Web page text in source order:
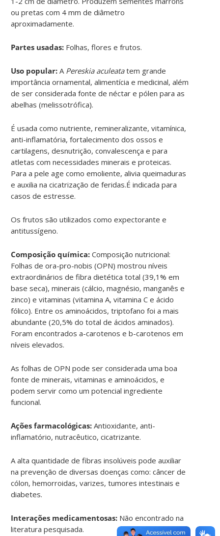
ou pretas com 4 mm de diâmetro
aproximadamente.
Partes usadas: Folhas, flores e frutos.
Uso popular:A Pereskia aculeatatem grande
importância ornamental, alimentícia e medicinal, além
de ser considerada fonte de néctar e pólen para as
abelhas (melissotrófica).
É usada como nutriente, remineralizante, vitamínica,
anti-inflamatória, fortalecimento dos ossos e
cartilagens, desnutrição, convalescença e para
atletas com necessidades minerais e proteicas.
Para a pele age como emoliente, alivia queimaduras
e auxilia na cicatrização de feridas.É indicada para
casos de estresse.
Os frutos são utilizados como expectorante e
antitussígeno.
Composição química:Composição nutricional:
Folhas de ora-pro-nobis (OPN) mostrou níveis
extraordinários de fibra dietética total (39,1% em
base seca), minerais (cálcio, magnésio, manganês e
zinco) e vitaminas (vitamina A, vitamina C e ácido
fólico). Entre os aminoácidos, triptofano foi a mais
abundante (20,5% do total de ácidos aminados).
Foram encontrados a-carotenos e b-carotenos em
níveis elevados.
As folhas de OPN pode ser considerada uma boa
fonte de minerais, vitaminas e aminoácidos, e
podem servir como um potencial ingrediente
funcional.
Ações farmacológicas: Antioxidante, anti-
inflamatório, nutracêutico, cicatrizante.
A alta quantidade de fibras insolúveis pode auxiliar
na prevenção de diversas doenças como: câncer de
cólon, hemorroidas, varizes, tumores intestinais e
diabetes.
Interações medicamentosas: Não encontrado na
literatura pesquisada.